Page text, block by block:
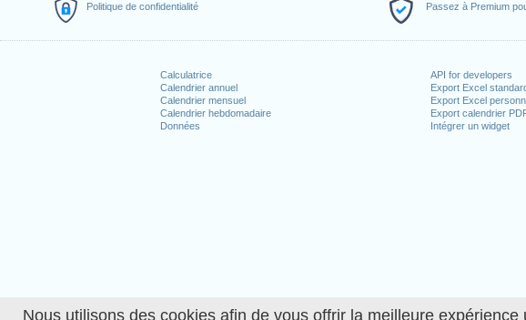
Nous utilisons des cookies afin de vous offrir la meilleure
Politique de confidentialité Passez à Premium
Calculatrice
Calendrier annuel
Calendrier mensuel
Calendrier hebdomadaire
Données
API for developers
Export Excel
Export Excel
Export calendrier
Intégrer un widget